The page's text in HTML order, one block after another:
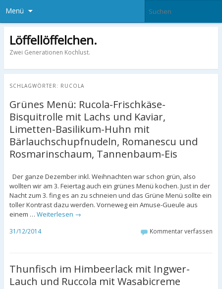
Menü
Löffellöffelchen.
Zwei Generationen Kochlust.
SCHLAGWÖRTER: RUCOLA
Grünes Menü: Rucola-Frischkäse-
Bisquitrolle mit Lachs und Kaviar,
Limetten-Basilikum-Huhn mit
Bärlauchschupfnudeln, Romanescu und
Rosmarinschaum, Tannenbaum-Eis
Der ganze Dezember inkl. Weihnachten war schon grün, also
wollten wir am 3. Feiertag auch ein grünes Menü kochen. Just in der
Nacht zum 3. fing es an zu schneien und das Grüne Menü sollte ein
toller Kontrast dazu werden. Vorneweg ein Amuse-Gueule aus
einem … Weiterlesen →
31/12/2014 Kommentar verfassen
Thunfisch im Himbeerlack mit Ingwer-
Lauch und Ruccola mit Wasabicreme